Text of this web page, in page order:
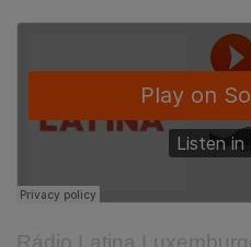
Rádio Latina